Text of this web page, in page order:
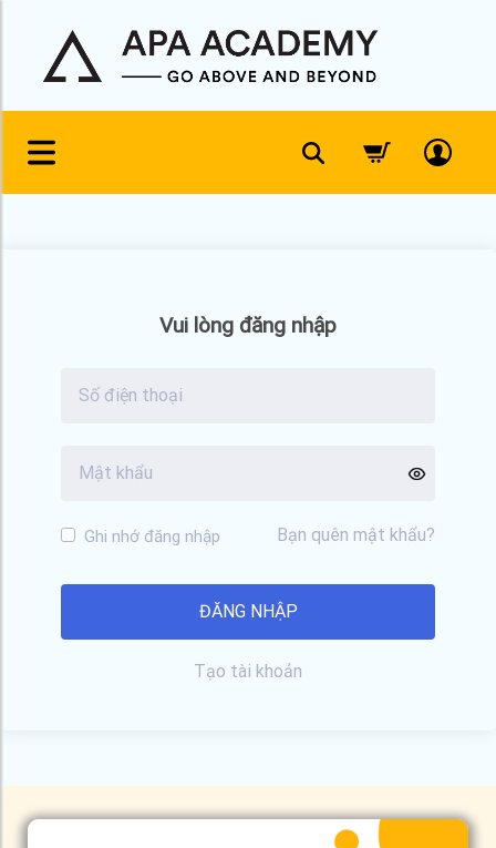
content
Vui lòng đăng nhập
Ghi nhớ đăng nhập Bạn quên mật khẩu?
Tạo tài khoản